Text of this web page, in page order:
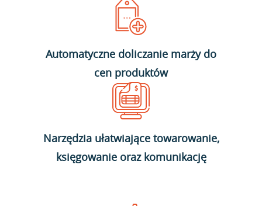
Automatyczne doliczanie marży do
cen produktów
Narzędzia ułatwiające towarowanie,
księgowanie oraz komunikację